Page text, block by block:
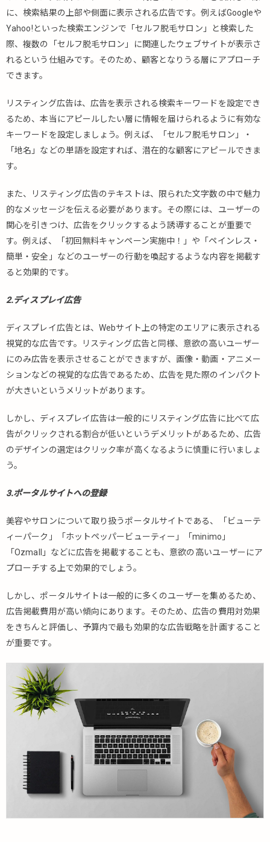
に、検索結果の上部や側面に表示される広告です。例えばGoogleや
Yahoo!といった検索エンジンで「セルフ脱毛サロン」と検索した
際、複数の「セルフ脱毛サロン」に関連したウェブサイトが表示さ
れるという仕組みです。そのため、顧客となりうる層にアプローチ
できます。
リスティング広告は、広告を表示される検索キーワードを設定でき
るため、本当にアピールしたい層に情報を届けられるように有効な
キーワードを設定しましょう。例えば、「セルフ脱毛サロン」・
「地名」などの単語を設定すれば、潜在的な顧客にアピールできま
す。
また、リスティング広告のテキストは、限られた文字数の中で魅力
的なメッセージを伝える必要があります。その際には、ユーザーの
関心を引きつけ、広告をクリックするよう誘導することが重要で
す。例えば、「初回無料キャンペーン実施中！」や「ペインレス・
簡単・安全」などのユーザーの行動を喚起するような内容を掲載す
ると効果的です。
2.ディスプレイ広告
ディスプレイ広告とは、Webサイト上の特定のエリアに表示される
視覚的な広告です。リスティング広告と同様、意欲の高いユーザー
にのみ広告を表示させることができますが、画像・動画・アニメー
ションなどの視覚的な広告であるため、広告を見た際のインパクト
が大きいというメリットがあります。
しかし、ディスプレイ広告は一般的にリスティング広告に比べて広
告がクリックされる割合が低いというデメリットがあるため、広告
のデザインの選定はクリック率が高くなるように慎重に行いましょ
う。
3.ポータルサイトへの登録
美容やサロンについて取り扱うポータルサイトである、「ビューテ
ィーパーク」「ホットペッパービューティー」「minimo」
「Ozmall」などに広告を掲載することも、意欲の高いユーザーにア
プローチする上で効果的でしょう。
しかし、ポータルサイトは一般的に多くのユーザーを集めるため、
広告掲載費用が高い傾向にあります。そのため、広告の費用対効果
をきちんと評価し、予算内で最も効果的な広告戦略を計画すること
が重要です。